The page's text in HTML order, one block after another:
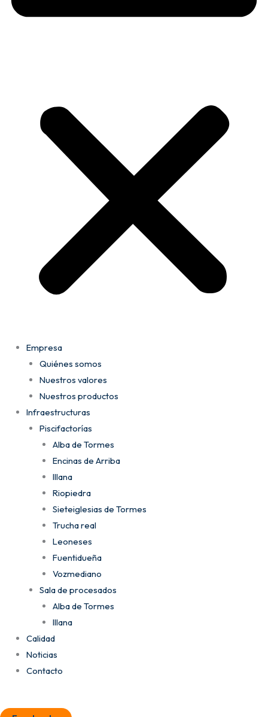
Empresa
Quiénes somos
Nuestros valores
Nuestros productos
Infraestructuras
Piscifactorías
Alba de Tormes
Encinas de Arriba
Illana
Riopiedra
Sieteiglesias de Tormes
Trucha real
Leoneses
Fuentidueña
Vozmediano
Sala de procesados
Alba de Tormes
Illana
Calidad
Noticias
Contacto